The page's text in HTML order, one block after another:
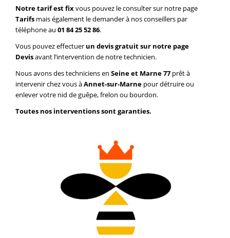
Notre tarif est fixvous pouvez le consulter sur notre page
Tarifs mais également le demander à nos conseillers par
téléphone au 01 84 25 52 86.
Vous pouvez effectuer un devis gratuit sur notre page
Devisavant l’intervention de notre technicien.
Nous avons des techniciens en Seine et Marne 77 prêt à
intervenir chez vous àAnnet-sur-Marne pour détruire ou
enlever votre nid de guêpe, frelon ou bourdon.
Toutes nos interventions sont garanties.